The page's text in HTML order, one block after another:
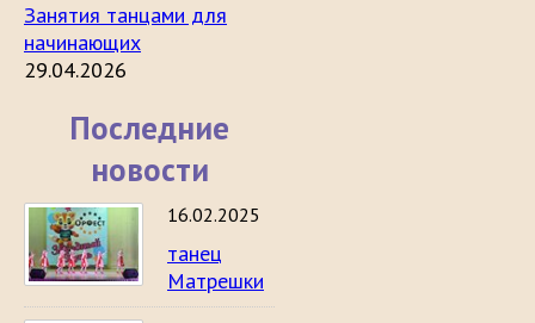
Занятия танцами для
начинающих
29.04.2026
Последние
новости
16.02.2025
танец
Матрешки